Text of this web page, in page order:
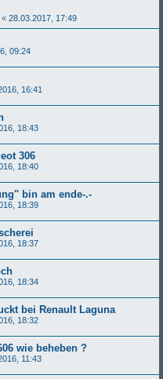
« 28.03.2017, 17:49
09:24
16:41
18:43
306
18:40
bin am ende-.-
18:39
18:37
18:34
bei Renault Laguna
18:32
wie beheben ?
11:43